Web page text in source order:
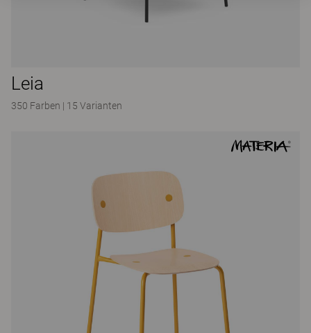
Leia
350 Farben | 15 Varianten